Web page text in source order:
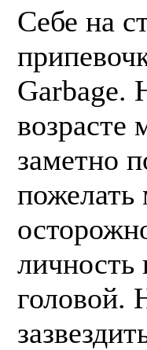
Себе на
Garbage.
возрасте
заметно
пожелать
личность
головой.